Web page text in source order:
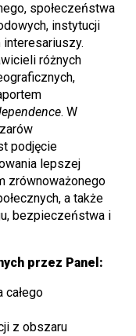
społeczeństwa
instytucji
interesariuszy.
różnych
. W
podjęcie
lepszej
zrównoważonego
a także
bezpieczeństwa i
przez Panel:
całego
z obszaru